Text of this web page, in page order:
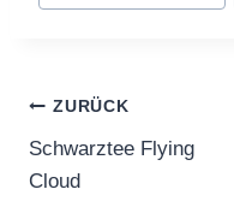
ZURÜCK
Schwarztee Flying
Cloud